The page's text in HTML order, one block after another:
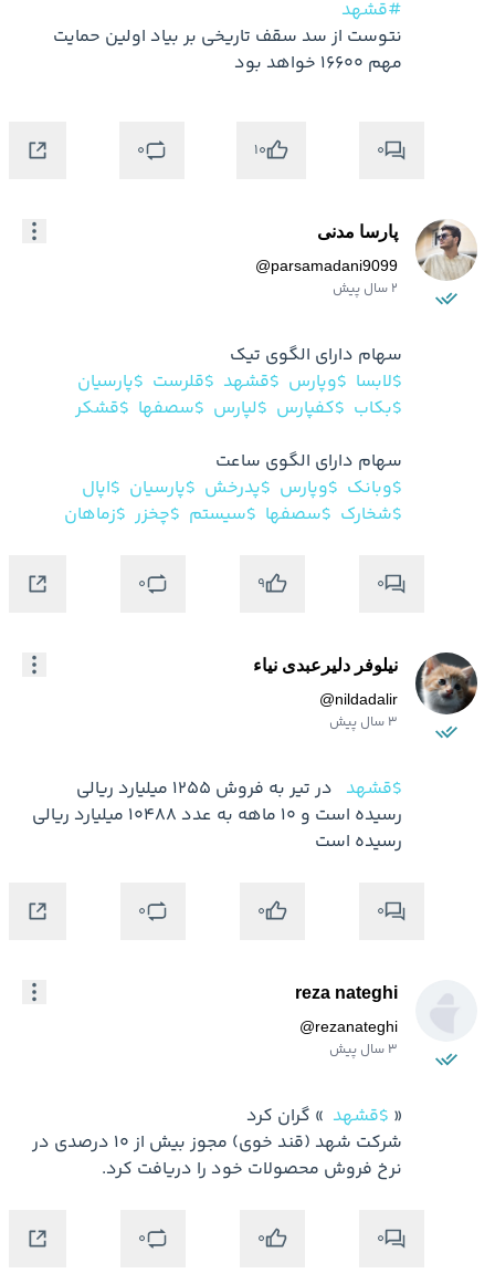
#قشهد
مهم 16600 خواهد بود
0
10
0
پارسا مدنی
@parsamadani9099
2 سال پیش
سهام دارای الگوی تیک
$لابسا $وپارس $قشهد $قلرست $پارسیان
$بکاب $کفپارس $لپارس $سصفها $قشکر
سهام دارای الگوی ساعت
$وبانک $وپارس $پدرخش $پارسیان $اپال
$شخارک $سصفها $سیستم $چخزر $زماهان
0
9
0
نیلوفر دلیرعبدی نیاء
@nildadalir
3 سال پیش
$قشهد
رسیده است
0
0
0
reza nateghi
@rezanateghi
3 سال پیش
« $قشهد
نرخ فروش محصولات خود را دریافت کرد.
0
0
0